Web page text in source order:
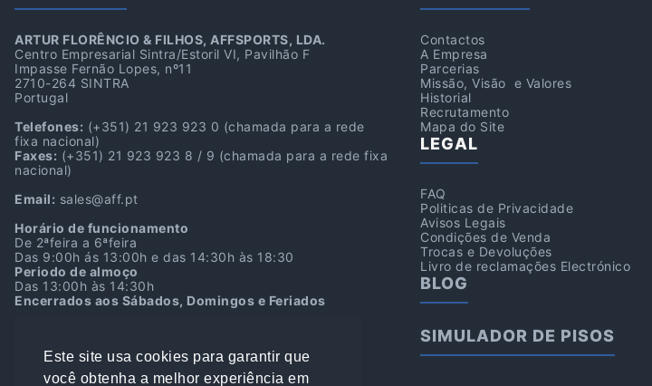
Este site usa cookies para garantir que
você obtenha a melhor experiência em
ARTUR FLORÊNCIO & FILHOS, AFFSPORTS, LDA.
Centro Empresarial Sintra/Estoril VI, Pavilhão F
Impasse Fernão Lopes, nº11
2710-264 SINTRA
Portugal
Telefones: (+351) 21 923 923 0 (chamada para a rede
fixa nacional)
Faxes: (+351) 21 923 923 8 / 9 (chamada para a rede fixa
nacional)
Email: sales@aff.pt
Horário de funcionamento
De 2ªfeira a 6ªfeira
Das 9:00h ás 13:00h e das 14:30h às 18:30
Periodo de almoço
Das 13:00h às 14:30h
Encerrados aos Sábados, Domingos e Feriados
38.761036, -9.377750
Contactos
A Empresa
Parcerias
Missão, Visão e Valores
Historial
Recrutamento
Mapa do Site
LEGAL
FAQ
Politicas de Privacidade
Avisos Legais
Condições de Venda
Trocas e Devoluções
Livro de reclamações Electrónico
BLOG
SIMULADOR DE PISOS